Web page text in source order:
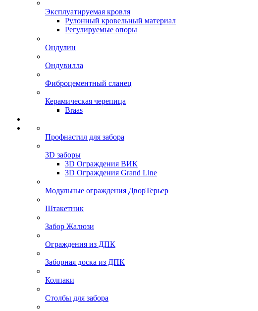
Эксплуатируемая кровля
Рулонный кровельный материал
Регулируемые опоры
Ондулин
Ондувилла
Фиброцементный сланец
Керамическая черепица
Braas
Профнастил для забора
3D заборы
3D Ограждения ВИК
3D Ограждения Grand Line
Модульные ограждения ДворТерьер
Штакетник
Забор Жалюзи
Ограждения из ДПК
Заборная доска из ДПК
Колпаки
Столбы для забора